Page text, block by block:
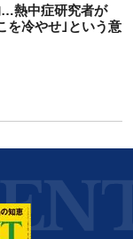
熱中症研究者が
を冷やせ｣という意